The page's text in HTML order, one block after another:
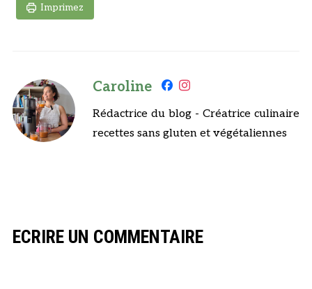
Imprimez
Caroline
Rédactrice du blog - Créatrice culinaire
recettes sans gluten et végétaliennes
ECRIRE UN COMMENTAIRE